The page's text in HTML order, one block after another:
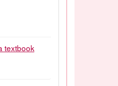
textbook